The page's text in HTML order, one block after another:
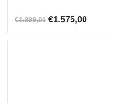
€1.899,00 Oorspronkelijke
was:
€1.575,00Huidige
is: